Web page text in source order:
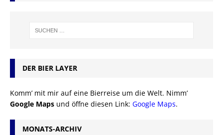
DER BIER LAYER
Komm’ mit mir auf eine Bierreise um die Welt. Nimm’
Google Maps und öffne diesen Link: Google Maps.
MONATS-ARCHIV